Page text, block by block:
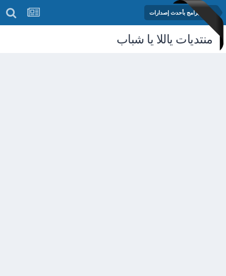
مكتبة البرامج بأحدث إصدارات
منتديات ياللا يا شباب